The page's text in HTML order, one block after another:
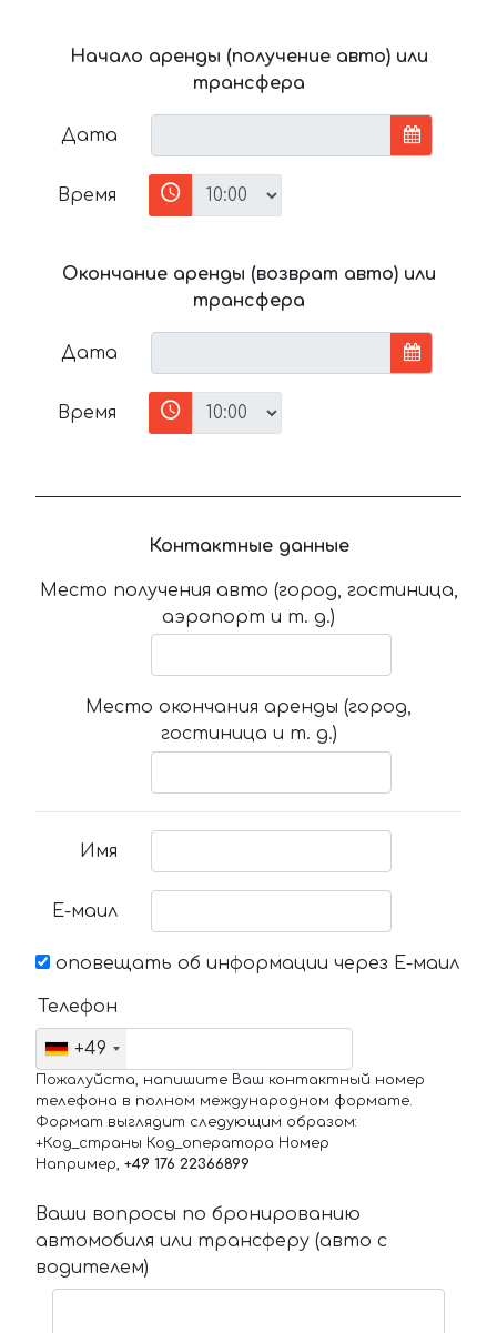
Начало аренды (получение авто) или
трансфера
Дата
Время
Окончание аренды (возврат авто) или
трансфера
Дата
Время
Контактные данные
Место получения авто (город, гостиница,
аэропорт и т. д.)
Место окончания аренды (город,
гостиница и т. д.)
Имя
Е-маил
оповещать об информации через Е-маил
Телефон
+49
Пожалуйста, напишите Ваш контактный номер
телефона в полном международном формате.
Формат выглядит следующим образом:
+Код_страны Код_оператора Номер
Например, +49 176 22366899
Ваши вопросы по бронированию
автомобиля или трансферу (авто с
водителем)